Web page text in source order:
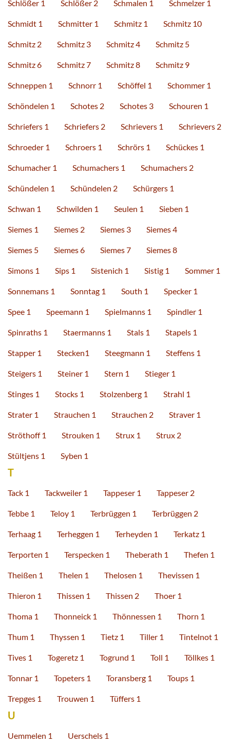
Schlößer 1 Schlößer 2 Schmalen 1 Schmelzer 1
Schmidt 1 Schmitter 1 Schmitz 1 Schmitz 10
Schmitz 2 Schmitz 3 Schmitz 4 Schmitz 5
Schmitz 6 Schmitz 7 Schmitz 8 Schmitz 9
Schneppen 1 Schnorr 1 Schöffel 1 Schommer 1
Schöndelen 1 Schotes 2 Schotes 3 Schouren 1
Schriefers 1 Schriefers 2 Schrievers 1 Schrievers 2
Schroeder 1 Schroers 1 Schrörs 1 Schückes 1
Schumacher 1 Schumachers 1 Schumachers 2
Schündelen 1 Schündelen 2 Schürgers 1
Schwan 1 Schwilden 1 Seulen 1 Sieben 1
Siemes 1 Siemes 2 Siemes 3 Siemes 4
Siemes 5 Siemes 6 Siemes 7 Siemes 8
Simons 1 Sips 1 Sistenich 1 Sistig 1 Sommer 1
Sonnemans 1 Sonntag 1 South 1 Specker 1
Spee 1 Speemann 1 Spielmanns 1 Spindler 1
Spinraths 1 Staermanns 1 Stals 1 Stapels 1
Stapper 1 Stecken1 Steegmann 1 Steffens 1
Steigers 1 Steiner 1 Stern 1 Stieger 1
Stinges 1 Stocks 1 Stolzenberg 1 Strahl 1
Strater 1 Strauchen 1 Strauchen 2 Straver 1
Ströthoff 1 Strouken 1 Strux 1 Strux 2
Stültjens 1 Syben 1
T
Tack 1 Tackweiler 1 Tappeser 1 Tappeser 2
Tebbe 1 Teloy 1 Terbrüggen 1 Terbrüggen 2
Terhaag 1 Terheggen 1 Terheyden 1 Terkatz 1
Terporten 1 Terspecken 1 Theberath 1 Thefen 1
Theißen 1 Thelen 1 Thelosen 1 Thevissen 1
Thieron 1 Thissen 1 Thissen 2 Thoer 1
Thoma 1 Thonneick 1 Thönnessen 1 Thorn 1
Thum 1 Thyssen 1 Tietz 1 Tiller 1 Tintelnot 1
Tives 1 Togeretz 1 Togrund 1 Toll 1 Töllkes 1
Tonnar 1 Topeters 1 Toransberg 1 Toups 1
Trepges 1 Trouwen 1 Tüffers 1
U
Uemmelen 1 Uerschels 1